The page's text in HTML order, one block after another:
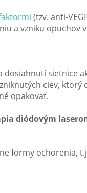
(tzv. anti-
a vzniku opuchov
sietnice
ciev, ktorý
opakovať.
diódovým
formy ochorenia,